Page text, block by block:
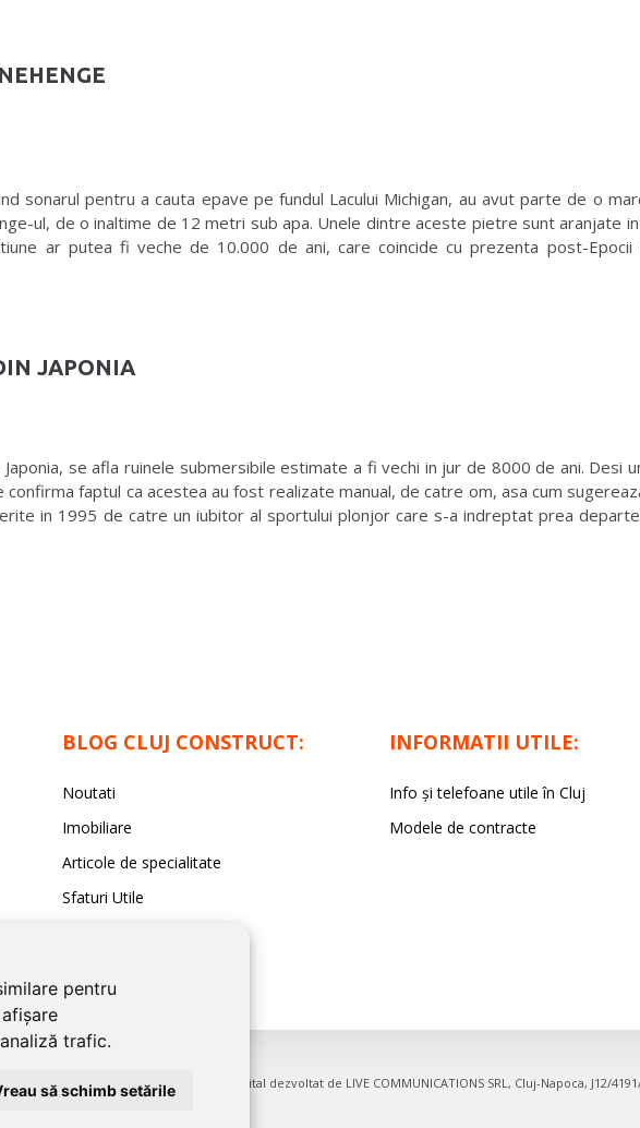
pentru
trafic.
să schimb setările
sonarul pentru a cauta epave pe fundul Lacului Michigan, au avut parte de o
ul, de o inaltime de 12 metri sub apa. Unele dintre aceste pietre sunt aranjate
ar putea fi veche de 10.000 de ani, care coincide cu prezenta post-
JAPONIA
se afla ruinele submersibile estimate a fi vechi in jur de 8000 de ani. Desi
faptul ca acestea au fost realizate manual, de catre om, asa cum
in 1995 de catre un iubitor al sportului plonjor care s-a indreptat prea
BLOG CLUJ CONSTRUCT:
Noutati
Imobiliare
Articole de specialitate
Sfaturi Utile
INFORMATII UTILE:
Info și telefoane utile în Cluj
Modele de contracte
online pentru firme. Proiect digital dezvoltat de LIVE COMMUNICATIONS SRL, Cluj-Napoca, J12/